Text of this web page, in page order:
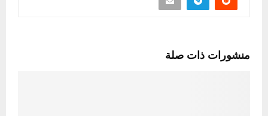
منشورات ذات صلة